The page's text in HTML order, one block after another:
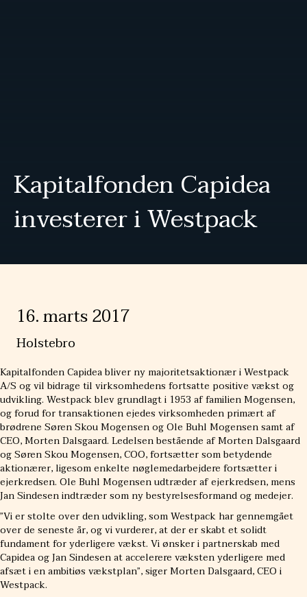
Kapitalfonden Capidea
investerer i Westpack
16. marts 2017
Holstebro
Kapitalfonden Capidea bliver ny majoritetsaktionær i Westpack
A/S og vil bidrage til virksomhedens fortsatte positive vækst og
udvikling. Westpack blev grundlagt i 1953 af familien Mogensen,
og forud for transaktionen ejedes virksomheden primært af
brødrene Søren Skou Mogensen og Ole Buhl Mogensen samt af
CEO, Morten Dalsgaard. Ledelsen bestående af Morten Dalsgaard
og Søren Skou Mogensen, COO, fortsætter som betydende
aktionærer, ligesom enkelte nøglemedarbejdere fortsætter i
ejerkredsen. Ole Buhl Mogensen udtræder af ejerkredsen, mens
Jan Sindesen indtræder som ny bestyrelsesformand og medejer.
”Vi er stolte over den udvikling, som Westpack har gennemgået
over de seneste år, og vi vurderer, at der er skabt et solidt
fundament for yderligere vækst. Vi ønsker i partnerskab med
Capidea og Jan Sindesen at accelerere væksten yderligere med
afsæt i en ambitiøs vækstplan”, siger Morten Dalsgaard, CEO i
Westpack.